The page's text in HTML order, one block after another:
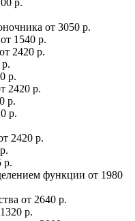
от 3050 р.
от 1540 р.
от 2420 р.
р.
2420 р.
р.
р.
2420 р.
р.
функции от 1980
от 2640 р.
1320 р.